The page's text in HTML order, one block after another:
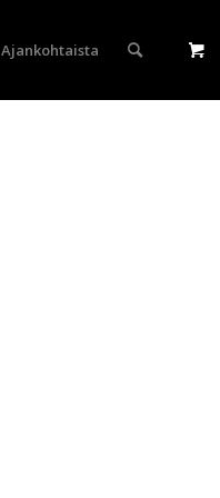
Ajankohtaista